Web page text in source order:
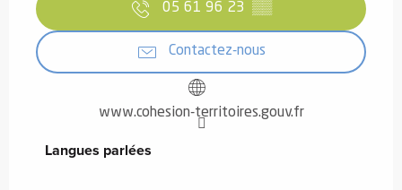
05 61 96 23 ▒▒
Contactez-nous
www.cohesion-territoires.gouv.fr
Langues parlées
Langues parlées